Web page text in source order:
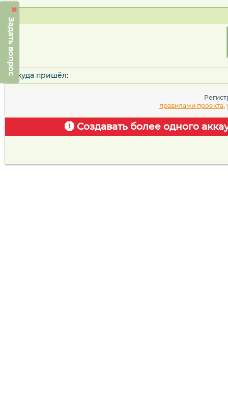
Задать вопрос
Откуда пришёл:
правилами проекта,
Создавать более одного